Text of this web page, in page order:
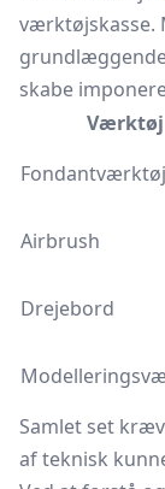
værktøjskasse.
skabe
Værktøj
Airbrush
Drejebord
Samlet set
af teknisk